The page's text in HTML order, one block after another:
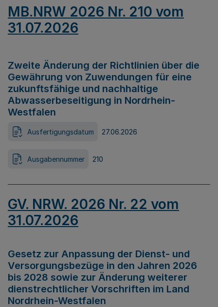
MB.NRW 2026 Nr. 210 vom
31.07.2026
Zweite Änderung der Richtlinien über die
Gewährung von Zuwendungen für eine
zukunftsfähige und nachhaltige
Abwasserbeseitigung in Nordrhein-
Westfalen
Ausfertigungsdatum 27.06.2026
Ausgabennummer 210
GV. NRW. 2026 Nr. 22 vom
31.07.2026
Gesetz zur Anpassung der Dienst- und
Versorgungsbezüge in den Jahren 2026
bis 2028 sowie zur Änderung weiterer
dienstrechtlicher Vorschriften im Land
Nordrhein-Westfalen